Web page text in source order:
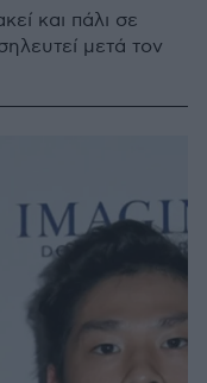
και πάλι σε
μετά τον